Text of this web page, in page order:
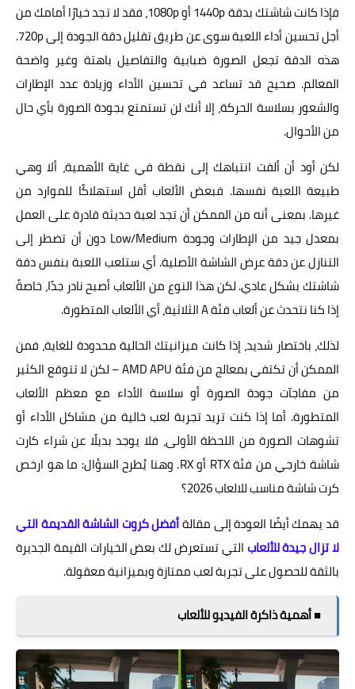
فإذا كانت شاشتك بدقة 1440p أو 1080p، فقد لا تجد خيارًا أمامك من
أجل تحسين أداء اللعبة سوى عن طريق تقليل دقة الجودة إلى 720p.
هذه الدقة تجعل الصورة ضبابية والتفاصيل باهتة وغير واضحة
المعالم. صحيح قد تساعد في تحسين الأداء وزيادة عدد الإطارات
والشعور بسلاسة الحركة، إلا أنك لن تستمتع بجودة الصورة بأي حال
من الأحوال.
لكن أود أن ألفت انتباهك إلى نقطة في غاية الأهمية، ألا وهي
طبيعة اللعبة نفسها. فبعض الألعاب أقل استهلاكًا للموارد من
غيرها. بمعنى أنه من الممكن أن تجد لعبة حديثة قادرة على العمل
بمعدل جيد من الإطارات وجودة Low/Medium دون أن تضطر إلى
التنازل عن دقة عرض الشاشة الأصلية. أي ستلعب اللعبة بنفس دقة
شاشتك بشكل عادي. لكن هذا النوع من الألعاب أصبح نادر جدًا، خاصةً
إذا كنا نتحدث عن ألعاب فئة A الثلاثية، أي الألعاب المتطورة.
لذلك، باختصار شديد، إذا كانت ميزانيتك الحالية محدودة للغاية، فمن
الممكن أن تكتفي بمعالج من فئة AMD APU – لكن لا تتوقع الكثير
من مفاجآت جودة الصورة أو سلاسة الأداء مع معظم الألعاب
المتطورة. أما إذا كنت تريد تجربة لعب خالية من مشاكل الأداء أو
تشوهات الصورة من اللحظة الأولى، فلا يوجد بديلًا عن شراء كارت
شاشة خارجي من فئة RTX أو RX. وهنا يُطرح السؤال: ما هو ارخص
كرت شاشة مناسب للالعاب 2026؟
قد يهمك أيضًا العودة إلى مقالةأفضل كروت الشاشة القديمة التي
لا تزال جيدة للألعابالتي تستعرض لك بعض الخيارات القيمة الجديرة
بالثقة للحصول على تجربة لعب ممتازة وبميزانية معقولة.
■ أهمية ذاكرة الفيديو للألعاب